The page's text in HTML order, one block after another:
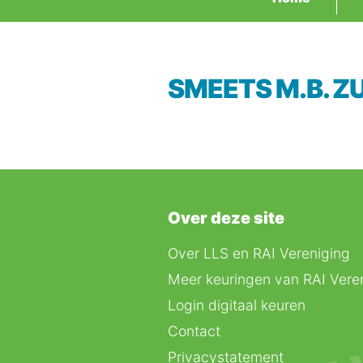
SMEETS M.B.
Over deze site
Over LLS en RAI Vereniging
Meer keuringen van RAI
Login digitaal keuren
Contact
Privacystatement